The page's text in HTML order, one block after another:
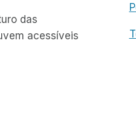
das
acessíveis